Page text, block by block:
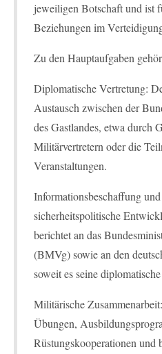
jeweiligen Botschaft und ist
Beziehungen im
Zu den Hauptaufgaben
Diplomatische Vertretung:
Austausch zwischen der
des Gastlandes, etwa durch
Militärvertretern oder die
Veranstaltungen.
Informationsbeschaffung
sicherheitspolitische
berichtet an das
(BMVg) sowie an den
soweit es seine
Militärische
Übungen,
Rüstungskooperationen und